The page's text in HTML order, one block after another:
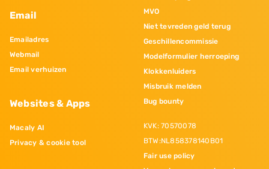
Email
Emailadres
Webmail
Email verhuizen
Websites & Apps
Macaly AI
Privacy & cookie tool
MVO
Niet tevreden geld terug
Geschillencommissie
Modelformulier herroeping
Klokkenluiders
Misbruik melden
Bug bounty
KVK: 70570078
BTW:NL858378140B01
Fair use policy